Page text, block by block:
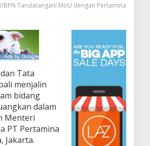
BPN Tandatangani MoU dengan Pertamina
Tata
menjalin
bidang
dalam
Menteri
PT Pertamina
Jakarta.